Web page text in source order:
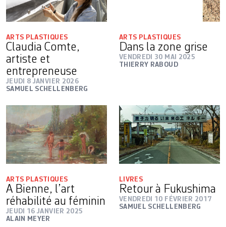
ARTS PLASTIQUES
Claudia Comte,
artiste et
entrepreneuse
JEUDI 8 JANVIER 2026
SAMUEL SCHELLENBERG
ARTS PLASTIQUES
Dans la zone grise
VENDREDI 30 MAI 2025
THIERRY RABOUD
ARTS PLASTIQUES
A Bienne, l’art
réhabilité au féminin
JEUDI 16 JANVIER 2025
ALAIN MEYER
LIVRES
Retour à Fukushima
VENDREDI 10 FÉVRIER 2017
SAMUEL SCHELLENBERG